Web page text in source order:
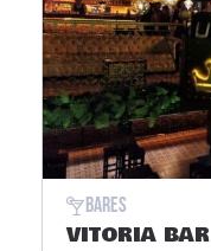
Bares
VITORIA BAR